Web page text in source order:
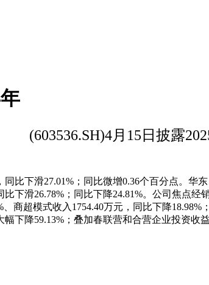
(603536.SH)4月15日披露
下滑27.01%；同比微增0.36个百分点。华
滑26.78%；同比下降24.81%。公司焦点经
商超模式收入1754.40万元，同比下降
下降59.13%；叠加春联营和合营企业投资收